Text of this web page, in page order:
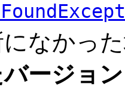
なかっ
ージョ